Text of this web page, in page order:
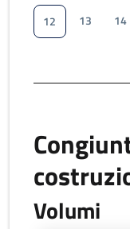
12
13 14
Volumi